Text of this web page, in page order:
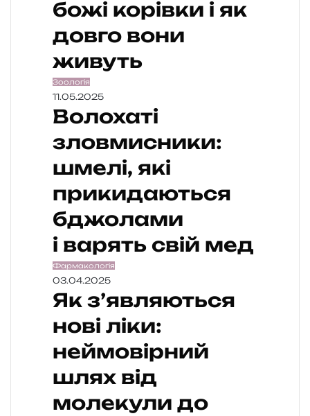
божі корівки і як
довго вони
живуть
Зоологія
11.05.2025
Волохаті
зловмисники:
шмелі, які
прикидаються
бджолами
і варять свій мед
Фармакологія
03.04.2025
Як з’являються
нові ліки:
неймовірний
шлях від
молекули до